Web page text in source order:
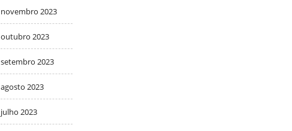
novembro 2023
outubro 2023
setembro 2023
agosto 2023
julho 2023